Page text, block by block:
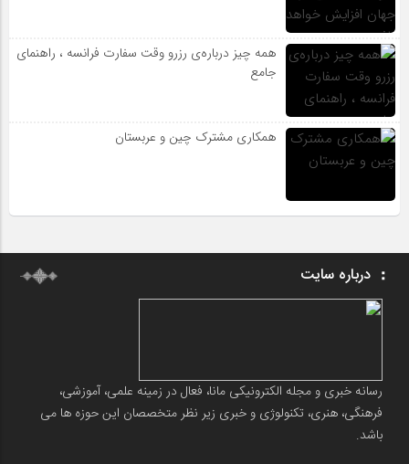
همه چیز درباره‌ی رزرو وقت سفارت فرانسه ، راهنمای
جامع
همکاری مشترک چین و عربستان
درباره سایت
رسانه خبری و مجله الکترونیکی مانا، فعال در زمینه علمی، آموزشی،
فرهنگی، هنری، تکنولوژی و خبری زیر نظر متخصصان این حوزه ها می
باشد.